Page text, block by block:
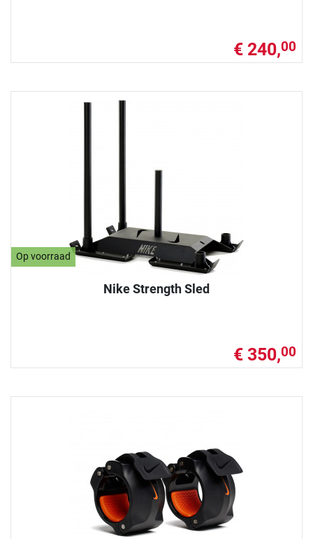
€ 240,00
Op voorraad
Nike Strength Sled
€ 350,00